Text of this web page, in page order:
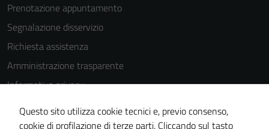
Prenotazione appuntamento
Segnalazione disservizio
Richiesta assistenza
Amministrazione trasparente
Informativa privacy
Cookie Policy
Note legali
Questo sito utilizza cookie tecnici e, previo consenso,
cookie di profilazione di terze parti. Cliccando sul tasto